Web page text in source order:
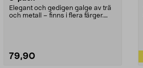
Elegant och gedigen galge av trä
och metall – finns i flera färger.
79,90